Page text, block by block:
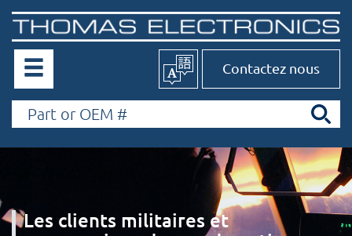
Contactez nous
Les clients militaires et